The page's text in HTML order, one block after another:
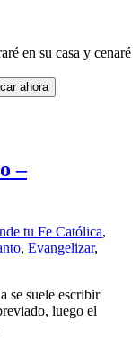
en su casa y cenaré
–
tu Fe Católica,
, Evangelizar,
se suele escribir
luego el